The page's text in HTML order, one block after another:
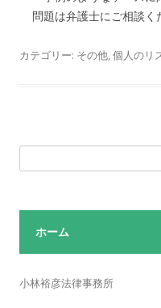
問題は弁護士にご相談く
カテゴリー: その他,個人のリ
索:
ホーム
小林裕彦法律事務所